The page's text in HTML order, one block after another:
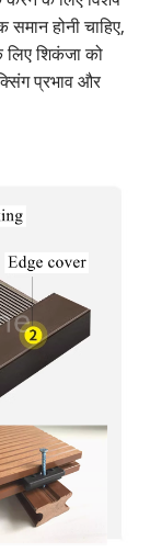
होनी चाहिए,
शिकंजा को
प्रभाव और